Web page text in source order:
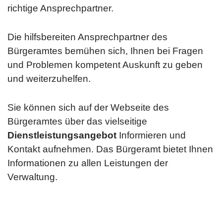
richtige Ansprechpartner.
Die hilfsbereiten Ansprechpartner des
Bürgeramtes bemühen sich, Ihnen bei Fragen
und Problemen kompetent Auskunft zu geben
und weiterzuhelfen.
Sie können sich auf der Webseite des
Bürgeramtes über das vielseitige
Dienstleistungsangebot Informieren und
Kontakt aufnehmen. Das Bürgeramt bietet Ihnen
Informationen zu allen Leistungen der
Verwaltung.